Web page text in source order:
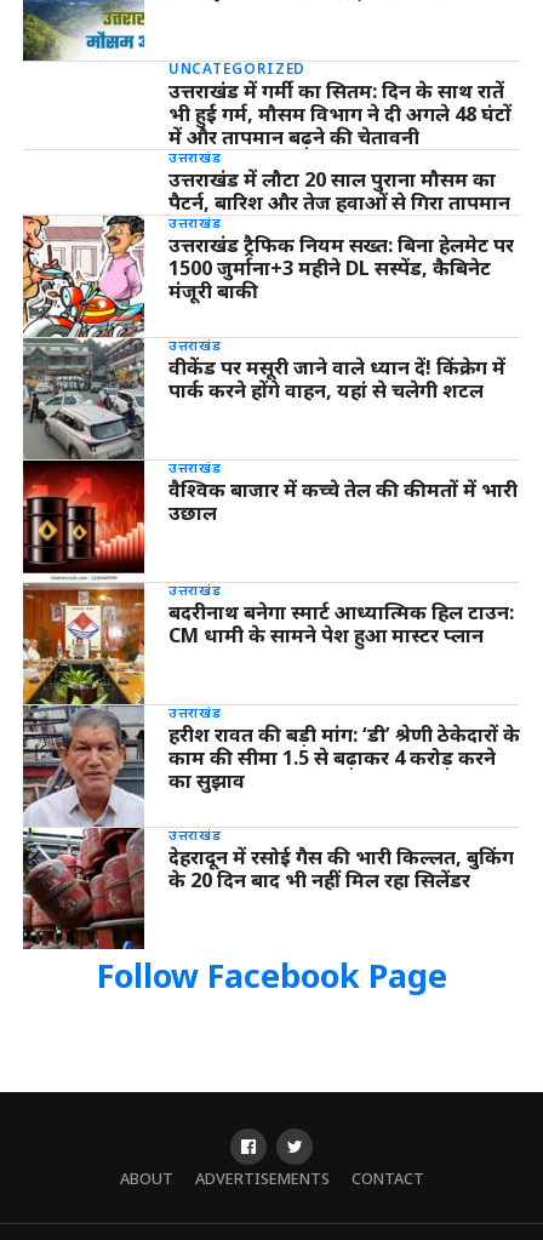
UNCATEGORIZED
उत्तराखंड में गर्मी का सितम: दिन के साथ रातें
भी हुईं गर्म, मौसम विभाग ने दी अगले 48 घंटों
में और तापमान बढ़ने की चेतावनी
उत्तराखंड
उत्तराखंड में लौटा 20 साल पुराना मौसम का
पैटर्न, बारिश और तेज हवाओं से गिरा तापमान
उत्तराखंड
उत्तराखंड ट्रैफिक नियम सख्त: बिना हेलमेट पर
1500 जुर्माना+3 महीने DL सस्पेंड, कैबिनेट
मंजूरी बाकी
उत्तराखंड
वीकेंड पर मसूरी जाने वाले ध्यान दें! किंक्रेग में
पार्क करने होंगे वाहन, यहां से चलेगी शटल
उत्तराखंड
वैश्विक बाजार में कच्चे तेल की कीमतों में भारी
उछाल
उत्तराखंड
बदरीनाथ बनेगा स्मार्ट आध्यात्मिक हिल टाउन:
CM धामी के सामने पेश हुआ मास्टर प्लान
उत्तराखंड
हरीश रावत की बड़ी मांग: ‘डी’ श्रेणी ठेकेदारों के
काम की सीमा 1.5 से बढ़ाकर 4 करोड़ करने
का सुझाव
उत्तराखंड
देहरादून में रसोई गैस की भारी किल्लत, बुकिंग
के 20 दिन बाद भी नहीं मिल रहा सिलेंडर
Follow Facebook Page
ABOUT ADVERTISEMENTS CONTACT